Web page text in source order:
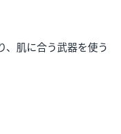
、肌に合う武器を使う